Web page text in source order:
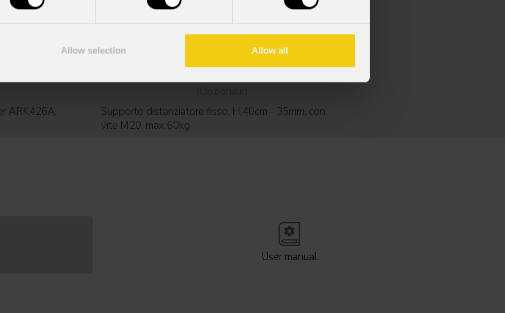
Allow selection Allow all
ARK426A,
Supporto distanziatore fisso, H.40cm - 35mm, con
vite M20, max 60kg
User manual